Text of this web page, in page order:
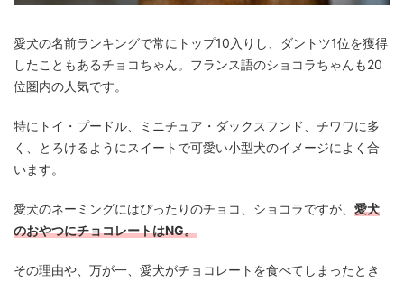
愛犬の名前ランキングで常にトップ10入りし、ダントツ1位を獲得
したこともあるチョコちゃん。フランス語のショコラちゃんも20
位圏内の人気です。
特にトイ・プードル、ミニチュア・ダックスフンド、チワワに多
く、とろけるようにスイートで可愛い小型犬のイメージによく合
います。
愛犬のネーミングにはぴったりのチョコ、ショコラですが、 愛犬
のおやつにチョコレートはNG。
その理由や、万が一、愛犬がチョコレートを食べてしまったとき